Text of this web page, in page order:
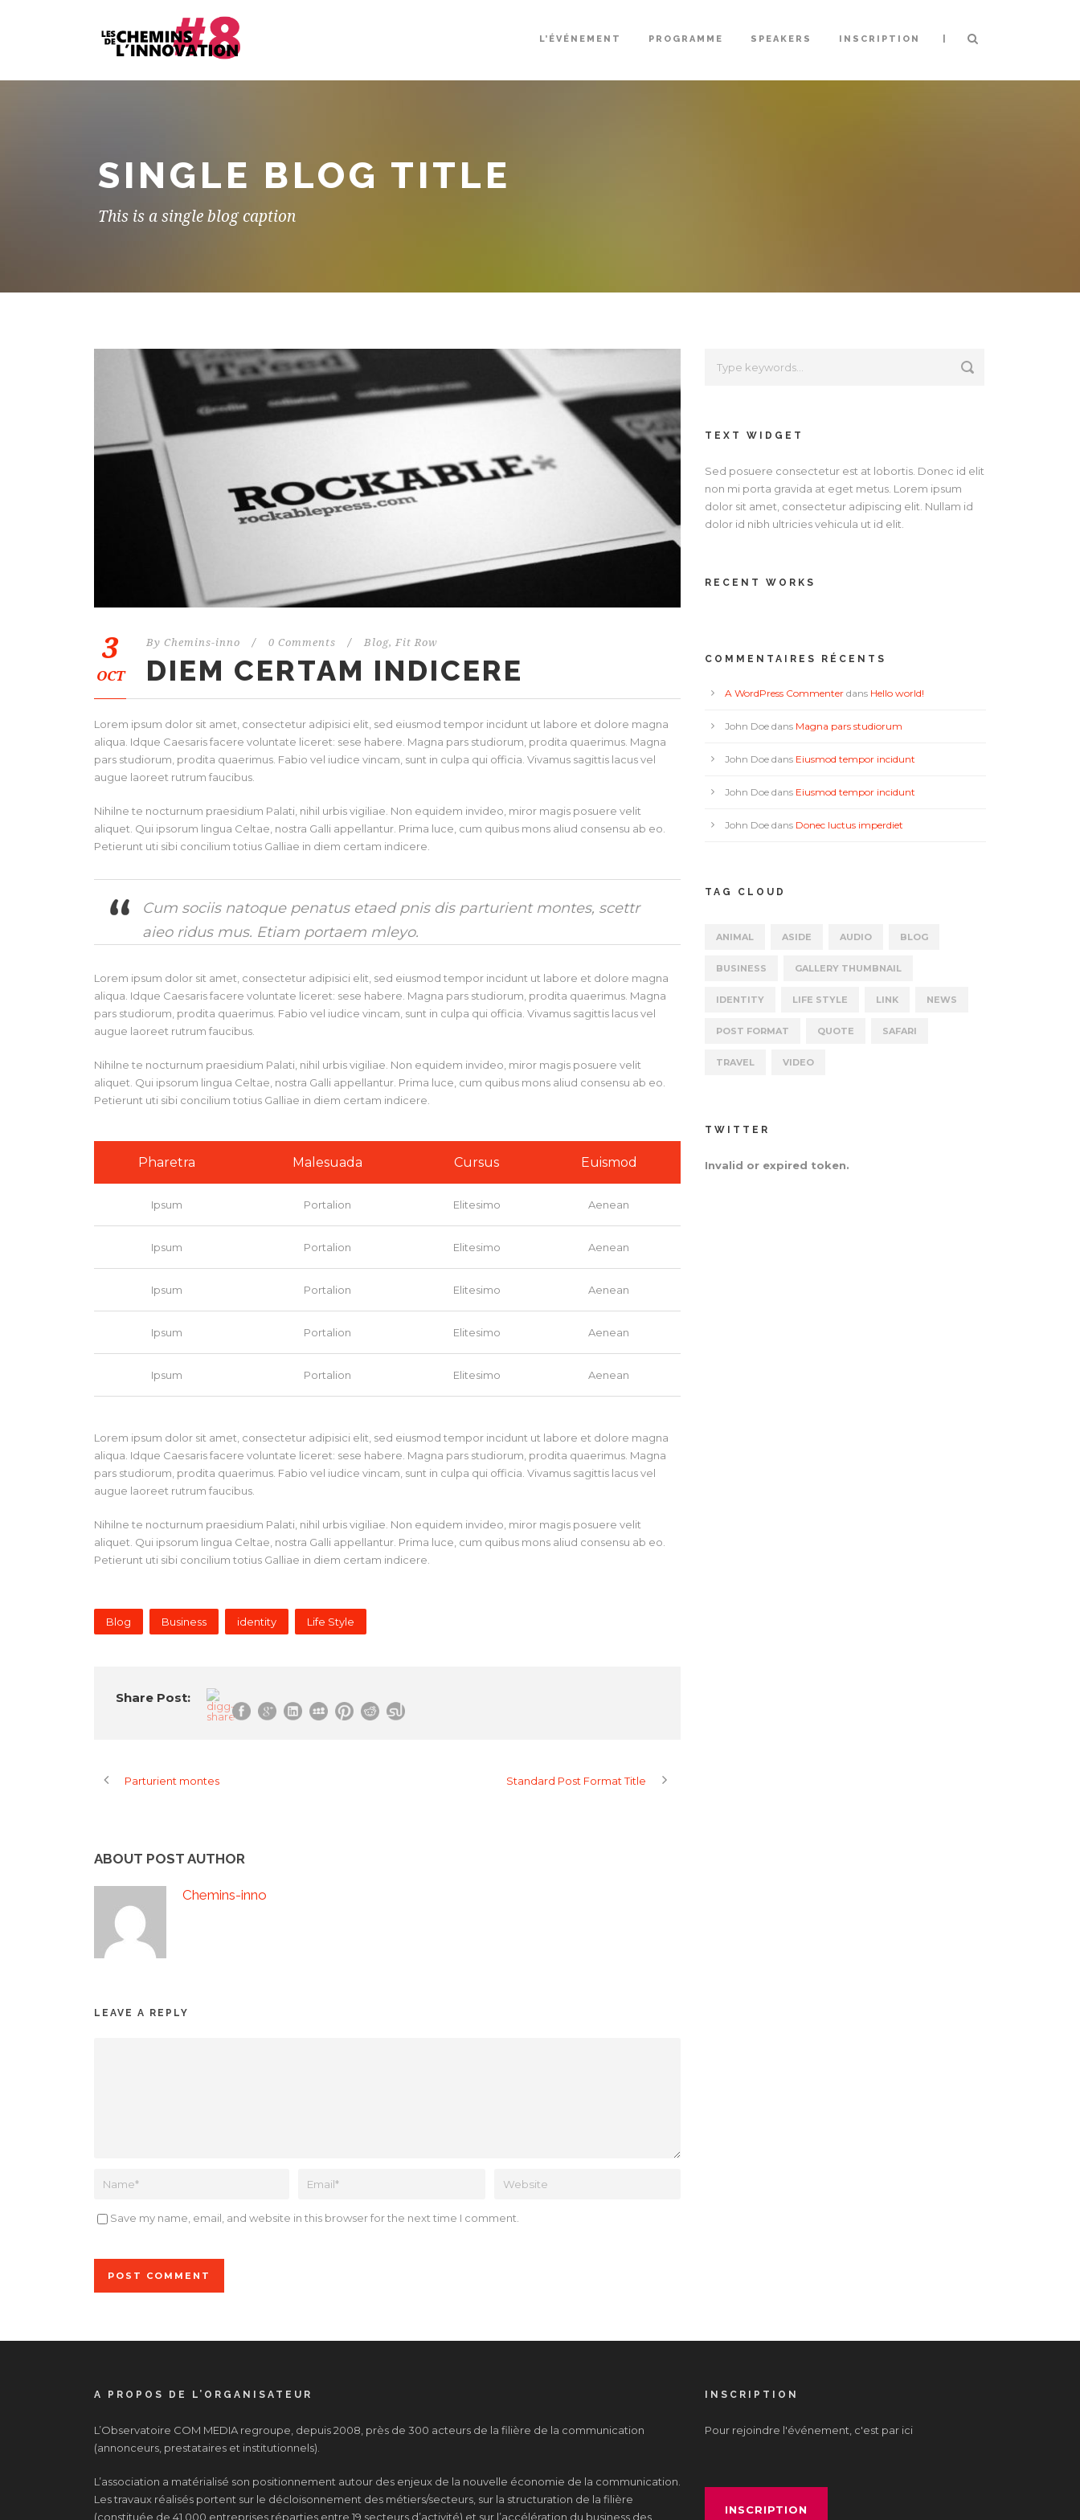
L’ÉVÉNEMENT PROGRAMME SPEAKERS INSCRIPTION |
SINGLE BLOG TITLE
This is a single blog caption
3
OCT
By Chemins-inno / 0 Comments / Blog, Fit Row
DIEM CERTAM INDICERE
Lorem ipsum dolor sit amet, consectetur adipisici elit, sed eiusmod tempor incidunt ut labore et dolore magna
aliqua. Idque Caesaris facere voluntate liceret: sese habere. Magna pars studiorum, prodita quaerimus. Magna
pars studiorum, prodita quaerimus. Fabio vel iudice vincam, sunt in culpa qui officia. Vivamus sagittis lacus vel
augue laoreet rutrum faucibus.
Nihilne te nocturnum praesidium Palati, nihil urbis vigiliae. Non equidem invideo, miror magis posuere velit
aliquet. Qui ipsorum lingua Celtae, nostra Galli appellantur. Prima luce, cum quibus mons aliud consensu ab eo.
Petierunt uti sibi concilium totius Galliae in diem certam indicere.
Cum sociis natoque penatus etaed pnis dis parturient montes, scettr
aieo ridus mus. Etiam portaem mleyo.
Lorem ipsum dolor sit amet, consectetur adipisici elit, sed eiusmod tempor incidunt ut labore et dolore magna
aliqua. Idque Caesaris facere voluntate liceret: sese habere. Magna pars studiorum, prodita quaerimus. Magna
pars studiorum, prodita quaerimus. Fabio vel iudice vincam, sunt in culpa qui officia. Vivamus sagittis lacus vel
augue laoreet rutrum faucibus.
Nihilne te nocturnum praesidium Palati, nihil urbis vigiliae. Non equidem invideo, miror magis posuere velit
aliquet. Qui ipsorum lingua Celtae, nostra Galli appellantur. Prima luce, cum quibus mons aliud consensu ab eo.
Petierunt uti sibi concilium totius Galliae in diem certam indicere.
Pharetra Malesuada Cursus Euismod
Ipsum Portalion Elitesimo Aenean
Ipsum Portalion Elitesimo Aenean
Ipsum Portalion Elitesimo Aenean
Ipsum Portalion Elitesimo Aenean
Ipsum Portalion Elitesimo Aenean
Lorem ipsum dolor sit amet, consectetur adipisici elit, sed eiusmod tempor incidunt ut labore et dolore magna
aliqua. Idque Caesaris facere voluntate liceret: sese habere. Magna pars studiorum, prodita quaerimus. Magna
pars studiorum, prodita quaerimus. Fabio vel iudice vincam, sunt in culpa qui officia. Vivamus sagittis lacus vel
augue laoreet rutrum faucibus.
Nihilne te nocturnum praesidium Palati, nihil urbis vigiliae. Non equidem invideo, miror magis posuere velit
aliquet. Qui ipsorum lingua Celtae, nostra Galli appellantur. Prima luce, cum quibus mons aliud consensu ab eo.
Petierunt uti sibi concilium totius Galliae in diem certam indicere.
Blog Business identity Life Style
Share Post:
Parturient montes Standard Post Format Title
ABOUT POST AUTHOR
Chemins-inno
LEAVE A REPLY
Save my name, email, and website in this browser for the next time I comment.
TEXT WIDGET
Sed posuere consectetur est at lobortis. Donec id elit
non mi porta gravida at eget metus. Lorem ipsum
dolor sit amet, consectetur adipiscing elit. Nullam id
dolor id nibh ultricies vehicula ut id elit.
RECENT WORKS
COMMENTAIRES RÉCENTS
A WordPress Commenter dans Hello world!
John Doe dans Magna pars studiorum
John Doe dans Eiusmod tempor incidunt
John Doe dans Eiusmod tempor incidunt
John Doe dans Donec luctus imperdiet
TAG CLOUD
ANIMAL ASIDE AUDIO BLOG
BUSINESS GALLERY THUMBNAIL
IDENTITY LIFE STYLE LINK NEWS
POST FORMAT QUOTE SAFARI
TRAVEL VIDEO
TWITTER
Invalid or expired token.
A PROPOS DE L’ORGANISATEUR
L’Observatoire COM MEDIA regroupe, depuis 2008, près de 300 acteurs de la filière de la communication
(annonceurs, prestataires et institutionnels).
L’association a matérialisé son positionnement autour des enjeux de la nouvelle économie de la communication.
Les travaux réalisés portent sur le décloisonnement des métiers/secteurs, sur la structuration de la filière
(constituée de 41 000 entreprises réparties entre 19 secteurs d’activité) et sur l’accélération du business des
INSCRIPTION
Pour rejoindre l'événement, c'est par ici
INSCRIPTION